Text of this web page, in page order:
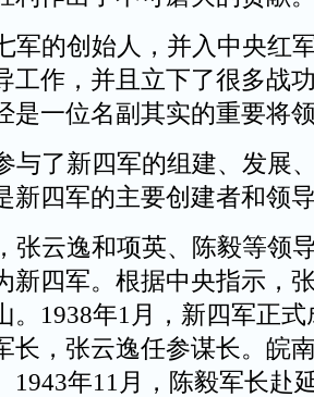
的创始人，并入中央红
工作，并且立下了很多战
是一位名副其实的重要将
了新四军的组建、发展
新四军的主要创建者和领
云逸和项英、陈毅等领
新四军。根据中央指示，
。1938年1月，新四军正
长，张云逸任参谋长。皖
1943年11月，陈毅军长赴